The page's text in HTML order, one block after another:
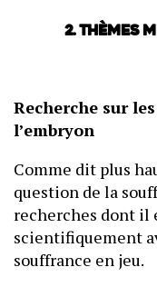
2. Thèmes
Recherche sur
l’embryon
Comme dit plus
question de la
recherches dont il
scientifiquement
souffrance en jeu.